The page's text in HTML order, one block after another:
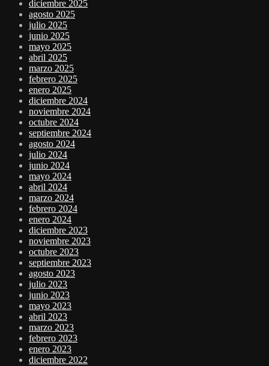
diciembre 2025
agosto 2025
julio 2025
junio 2025
mayo 2025
abril 2025
marzo 2025
febrero 2025
enero 2025
diciembre 2024
noviembre 2024
octubre 2024
septiembre 2024
agosto 2024
julio 2024
junio 2024
mayo 2024
abril 2024
marzo 2024
febrero 2024
enero 2024
diciembre 2023
noviembre 2023
octubre 2023
septiembre 2023
agosto 2023
julio 2023
junio 2023
mayo 2023
abril 2023
marzo 2023
febrero 2023
enero 2023
diciembre 2022